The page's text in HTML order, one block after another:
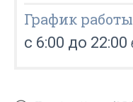
График
с 6:00 до 22:00